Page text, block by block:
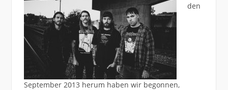
den
September 2013 herum haben wir begonnen,